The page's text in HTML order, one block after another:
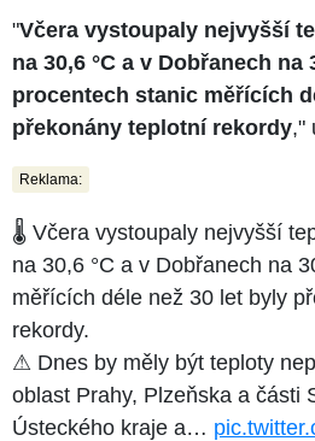
"Včera vystoupaly nejvyšší
na 30,6 °C a v Dobřanech na
procentech stanic měřících
překonány teplotní rekordy,"
Reklama:
🌡 Včera vystoupaly nejvyšší
na 30,6 °C a v Dobřanech na
měřících déle než 30 let byly
rekordy.
⚠ Dnes by měly být teploty
oblast Prahy, Plzeňska a části
Ústeckého kraje a…